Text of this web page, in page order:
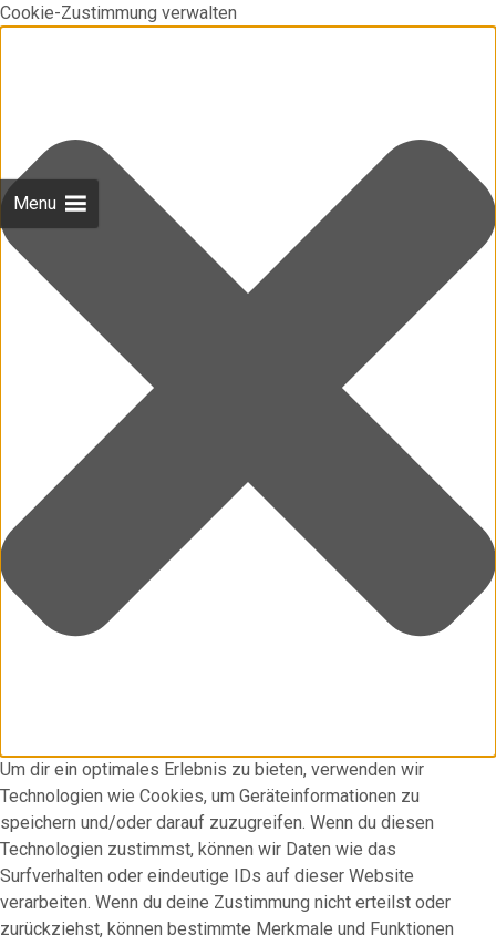
Cookie-Zustimmung verwalten
Um dir ein optimales Erlebnis zu bieten, verwenden wir
Technologien wie Cookies, um Geräteinformationen zu
speichern und/oder darauf zuzugreifen. Wenn du diesen
Technologien zustimmst, können wir Daten wie das
Surfverhalten oder eindeutige IDs auf dieser Website
verarbeiten. Wenn du deine Zustimmung nicht erteilst oder
zurückziehst, können bestimmte Merkmale und Funktionen
Menu